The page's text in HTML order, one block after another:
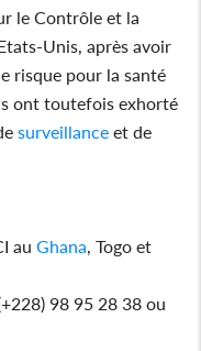
le Contrôle et la
Unis, après avoir
risque pour la santé
ont toutefois exhorté
surveillance et de
auGhana , Togo et
98 95 28 38 ou